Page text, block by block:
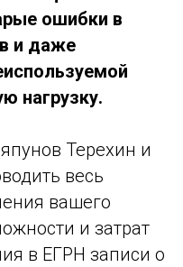
ошибки в
и даже
нагрузку.
Терехин и
весь
вашего
и затрат
в ЕГРН записи о